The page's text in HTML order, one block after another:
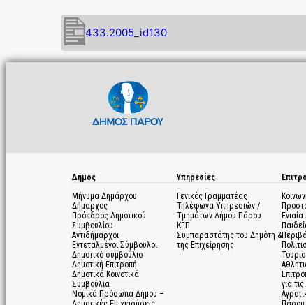
433.2005_id130
Δήμος
Μήνυμα Δημάρχου
Δήμαρχος
Πρόεδρος Δημοτικού
Συμβουλίου
Αντιδήμαρχοι
Εντεταλμένοι Σύμβουλοι
Δημοτικό συμβούλιο
Δημοτική Επιτροπή
Δημοτικά Κοινοτικά
Συμβούλια
Νομικά Πρόσωπα Δήμου –
Υπηρεσίες
Γενικός Γραμματέας
Τηλέφωνα Υπηρεσιών /
Τμημάτων Δήμου Πάρου
ΚΕΠ
Συμπαραστάτης του Δημότη &
της Επιχείρησης
για